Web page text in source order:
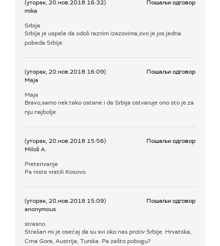
(уторак, 20.нов.2018 16:32)
mika
Пошаљи одговор
Srbija
Srbija je uspela da odoli raznim izazovima,ovo je jos jedna
pobeda Srbije.
(уторак, 20.нов.2018 16:09)
Maja
Пошаљи одговор
Maja
Bravo,samo nek tako ostane i da Srbija ostvaruje ono sto je za
nju najbolje
(уторак, 20.нов.2018 15:56)
Miloš A.
Пошаљи одговор
Preterivanje
Pa niste vratili Kosovo.
(уторак, 20.нов.2018 15:09)
anonymous
Пошаљи одговор
strasno
Strašan mi je osećaj da su svi oko nas protiv Srbije. Hrvatska,
Crna Gora, Austrija, Turska. Pa zašto pobogu?